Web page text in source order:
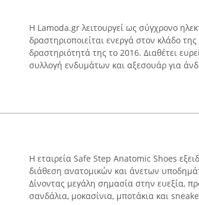
Η Lamoda.gr λειτουργεί ως σύγχρονο
δραστηριοποιείται ενεργά στον κλάδο
δραστηριότητά της το 2016. Διαθέτει
συλλογή ενδυμάτων και αξεσουάρ για
Η εταιρεία Safe Step Anatomic Shoes
διάθεση ανατομικών και άνετων
Δίνοντας μεγάλη σημασία στην ευεξία,
σανδάλια, μοκασίνια, μποτάκια και